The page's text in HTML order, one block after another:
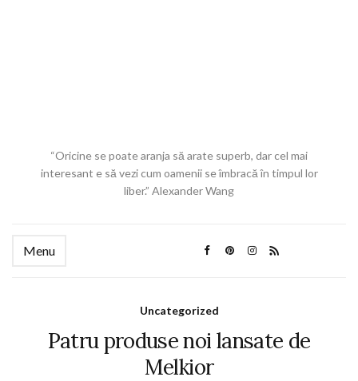
“Oricine se poate aranja să arate superb, dar cel mai
interesant e să vezi cum oamenii se îmbracă în timpul lor
liber.” Alexander Wang
Menu
Uncategorized
Patru produse noi lansate de
Melkior